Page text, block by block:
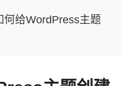
何给WordPress主题